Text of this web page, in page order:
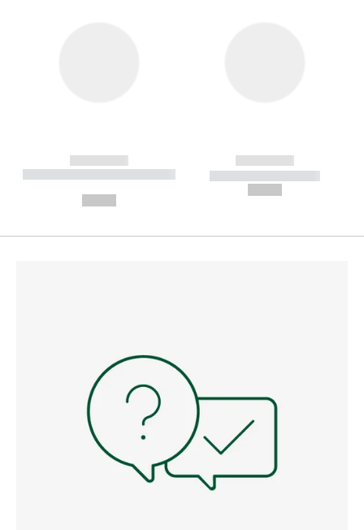
------------
----------- ----------- --------
------------
----------- -----------